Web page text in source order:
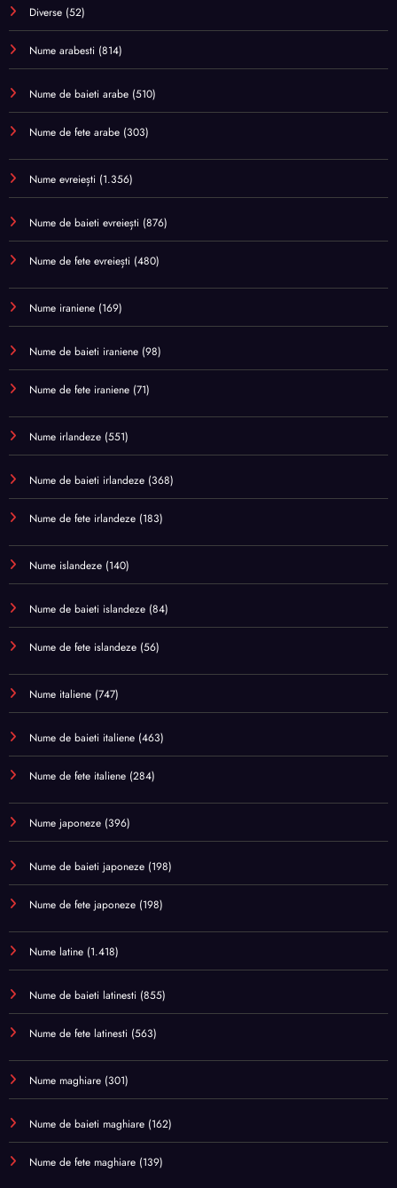
Diverse (52)
Nume arabesti (814)
Nume de baieti arabe (510)
Nume de fete arabe (303)
Nume evreiești (1.356)
Nume de baieti evreiești (876)
Nume de fete evreiești (480)
Nume iraniene (169)
Nume de baieti iraniene (98)
Nume de fete iraniene (71)
Nume irlandeze (551)
Nume de baieti irlandeze (368)
Nume de fete irlandeze (183)
Nume islandeze (140)
Nume de baieti islandeze (84)
Nume de fete islandeze (56)
Nume italiene (747)
Nume de baieti italiene (463)
Nume de fete italiene (284)
Nume japoneze (396)
Nume de baieti japoneze (198)
Nume de fete japoneze (198)
Nume latine (1.418)
Nume de baieti latinesti (855)
Nume de fete latinesti (563)
Nume maghiare (301)
Nume de baieti maghiare (162)
Nume de fete maghiare (139)